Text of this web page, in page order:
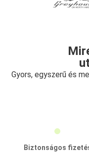
Gyors, egyszerű és
Biztonságos